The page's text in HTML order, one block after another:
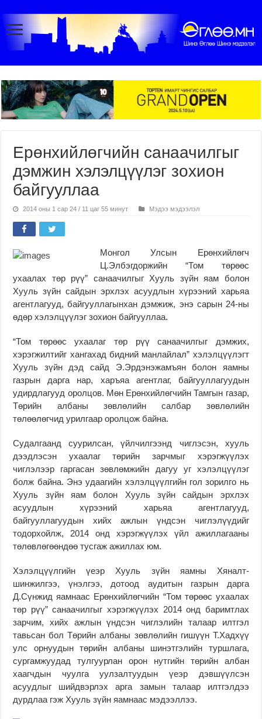
Ерөнхийлөгчийн санаачилгыг
дэмжин хэлэлцүүлэг зохион
байгууллаа
2014 оны 1 сар 24 / 11 цаг 55 минут Мэдээ мэдээлэл
Монгол Улсын Ерөнхийлөгч
Ц.Элбэгдоржийн “Том төрөөс
ухаалах төр рүү” санаачилгыг Хууль зүйн яам болон
Хууль зүйн сайдын эрхлэх асуудлын хүрээний харьяа
агентлагууд, байгууллагынхан дэмжиж, энэ сарын 24-ны
өдөр хэлэлцүүлэг зохион байгууллаа.
“Том төрөөс ухаалаг төр рүү санаачилгыг дэмжих,
хэрэгжилтийг хангахад бидний манлайлал” хэлэлцүүлэгт
Хууль зүйн дэд сайд Э.Эрдэнэжамъян болон яамны
газрын дарга нар, харъяа агентлаг, байгууллагуудын
удирдлагууд оролцов. Мөн Ерөнхийлөгчийн Тамгын газар,
Төрийн албаны зөвлөлийн салбар зөвлөлийн
төлөөлөгчид урилгаар оролцож байна.
Судалгаанд суурилсан, үйлчилгээнд чиглэсэн, хууль
дээдлэсэн ухаалаг төрийн зарчмыг хэрэгжүүлэх
чиглэлээр гаргасан зөвлөмжийн дагуу уг хэлэлцүүлэг
болж байна. Энэ удаагийн хэлэлцүүлгийн гол зорилго нь
Хууль зүйн яам болон Хууль зүйн сайдын эрхлэх
асуудлын хүрээний харьяа агентлагууд,
байгууллагуудын хийх ажлын үндсэн чиглэлүүдийг
тодорхойлж, 2014 онд хэрэгжүүлэх үйл ажиллагааны
төлөвлөгөөндөө тусгаж ажиллах юм.
Хэлэлцүүлгийн үеэр Хууль зүйн яамны Хяналт-
шинжилгээ, үнэлгээ, дотоод аудитын газрын дарга
Д.Сүнжид яамнаас Ерөнхийлөгчийн “Том төрөөс ухаалах
төр рүү” санаачилгыг хэрэгжүүлэх 2014 онд баримтлах
зарчим, хийх ажлын үндсэн чиглэлийн талаар илтгэл
тавьсан бол Төрийн албаны зөвлөлийн гишүүн Т.Хадхүү
улс орнуудын төрийн албаны шинэтгэлийн туршлага,
сургамжуудад тулгуурлан орон нутгийн төрийн албан
хаагчдын чуулга уулзалтуудын үеэр дэвшүүлсэн
асуудлыг шийдвэрлэх арга замын талаар илтгэлдээ
дурдлаа гэж Хууль зүйн яамнаас мэдээллээ.